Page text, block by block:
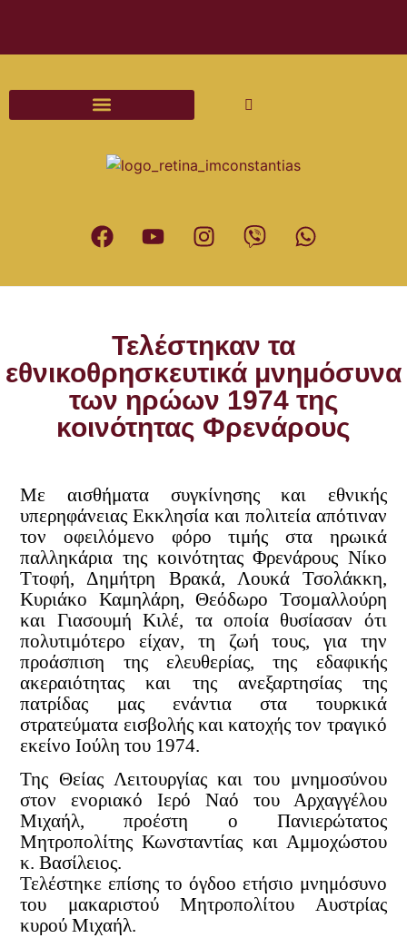
Τελέστηκαν τα
εθνικοθρησκευτικά μνημόσυνα
των ηρώων 1974 της
κοινότητας Φρενάρους
Με αισθήματα συγκίνησης και εθνικής
υπερηφάνειας Εκκλησία και πολιτεία απότιναν
τον οφειλόμενο φόρο τιμής στα ηρωικά
παλληκάρια της κοινότητας Φρενάρους Νίκο
Ττοφή, Δημήτρη Βρακά, Λουκά Τσολάκκη,
Κυριάκο Καμηλάρη, Θεόδωρο Τσομαλλούρη
και Γιασουμή Κιλέ, τα οποία θυσίασαν ότι
πολυτιμότερο είχαν, τη ζωή τους, για την
προάσπιση της ελευθερίας, της εδαφικής
ακεραιότητας και της ανεξαρτησίας της
πατρίδας μας ενάντια στα τουρκικά
στρατεύματα εισβολής και κατοχής τον τραγικό
εκείνο Ιούλη του 1974.
Της Θείας Λειτουργίας και του μνημοσύνου
στον ενοριακό Ιερό Ναό του Αρχαγγέλου
Μιχαήλ, προέστη ο Πανιερώτατος
Μητροπολίτης Κωνσταντίας και Αμμοχώστου
κ. Βασίλειος.
Τελέστηκε επίσης το όγδοο ετήσιο μνημόσυνο
του μακαριστού Μητροπολίτου Αυστρίας
κυρού Μιχαήλ.